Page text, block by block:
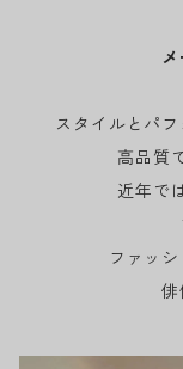
スタイルとパ
高品質
近年で
ファッ
俳